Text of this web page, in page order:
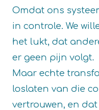
Omdat ons
in controle. We
het lukt, dat
er geen pijn volgt.
Maar echte
loslaten van die
vertrouwen, en